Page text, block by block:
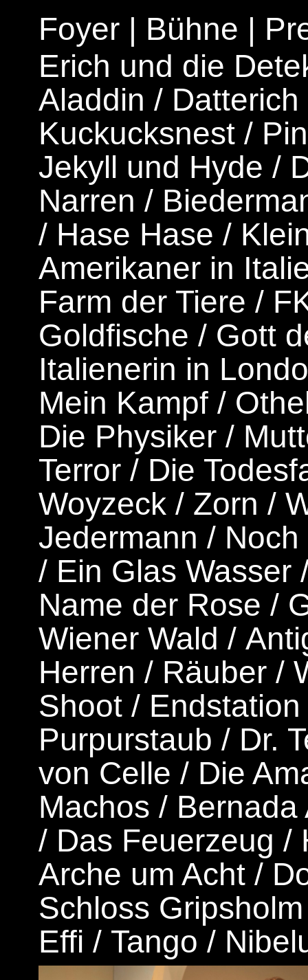
Foyer | Bühne |
Erich und die
Aladdin / Datterich
Kuckucksnest /
Jekyll und Hyde /
Narren/
/ Hase Hase /
Amerikaner in
Farm der Tiere /
Goldfische / Gott
Italienerin in
Mein Kampf /
Die Physiker /
Terror / Die
Woyzeck / Zorn /
Jedermann /
/ Ein Glas Wasser
Name der Rose /
Wiener Wald /
Herren / Räuber /
Shoot / Endstation
Purpurstaub / Dr.
von Celle / Die
Machos / Bernada
/ Das Feuerzeug /
Arche um Acht/
Schloss Gripsholm
Effi / Tango /